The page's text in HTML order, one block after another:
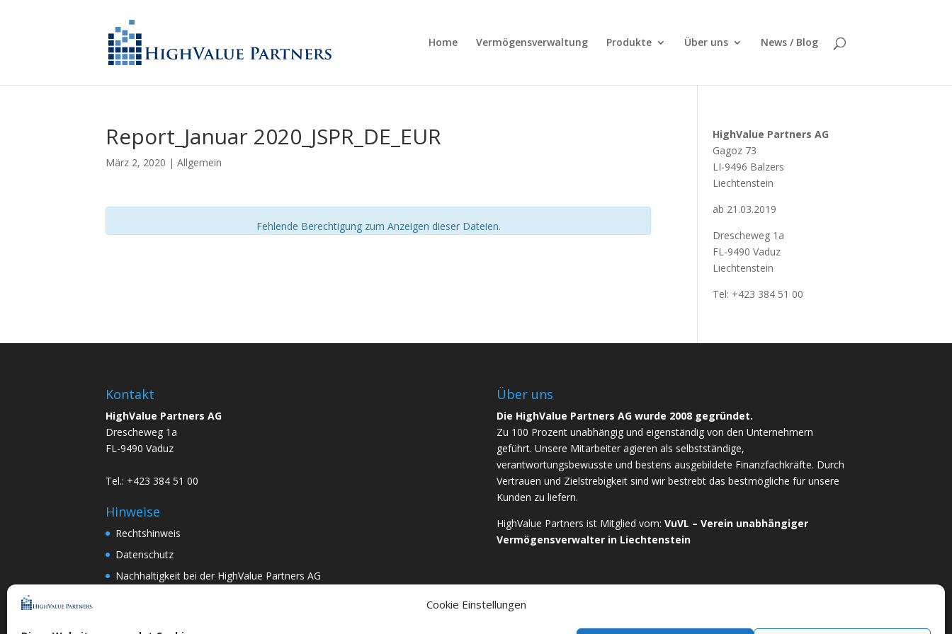
Cookie Einstellungen
Home Vermögensverwaltung Produkte Über uns News / Blog
Report_Januar 2020_JSPR_DE_EUR
März 2, 2020 | Allgemein
Fehlende Berechtigung zum Anzeigen dieser Dateien.
HighValue Partners AG
Gagoz 73
LI-9496 Balzers
Liechtenstein
ab 21.03.2019
Drescheweg 1a
FL-9490 Vaduz
Liechtenstein
Tel: +423 384 51 00
Kontakt
HighValue Partners AG
Drescheweg 1a
FL-9490 Vaduz
Tel.: +423 384 51 00
Hinweise
Rechtshinweis
Datenschutz
Nachhaltigkeit bei der HighValue Partners AG
Über uns
Die HighValue Partners AG wurde 2008 gegründet.
Zu 100 Prozent unabhängig und eigenständig von den Unternehmern
geführt. Unsere Mitarbeiter agieren als selbstständige,
verantwortungsbewusste und bestens ausgebildete Finanzfachkräfte. Durch
Vertrauen und Zielstrebigkeit sind wir bestrebt das bestmögliche für unsere
Kunden zu liefern.
HighValue Partners ist Mitglied vom: VuVL – Verein unabhängiger
Vermögensverwalter in Liechtenstein